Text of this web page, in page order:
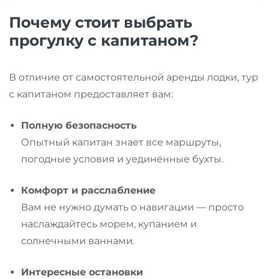
Почему стоит выбрать
прогулку с капитаном?
В отличие от самостоятельной аренды лодки, тур
с капитаном предоставляет вам:
Полную безопасность
Опытный капитан знает все маршруты,
погодные условия и уединённые бухты.
Комфорт и расслабление
Вам не нужно думать о навигации — просто
наслаждайтесь морем, купанием и
солнечными ваннами.
Интересные остановки